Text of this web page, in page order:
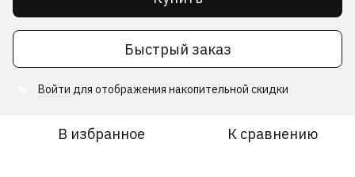
Быстрый заказ
Войти для отображения накопительной скидки
В избранное К сравнению